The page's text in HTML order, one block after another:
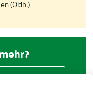
(Oldb.)
TELLERRAND!